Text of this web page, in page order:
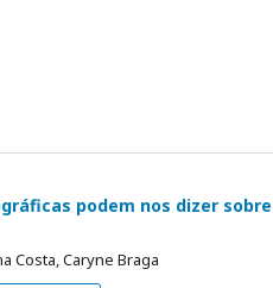
podem nos dizer
Costa, Caryne Braga